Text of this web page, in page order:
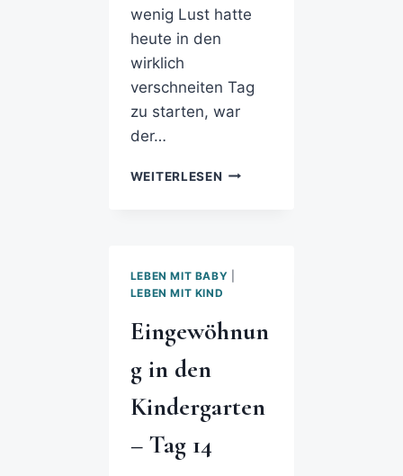
wenig Lust hatte
heute in den
wirklich
verschneiten Tag
zu starten, war
der…
WEITERLESEN
LEBEN MIT BABY
LEBEN MIT KIND
Eingewöhnun
g in den
Kindergarten
– Tag 14